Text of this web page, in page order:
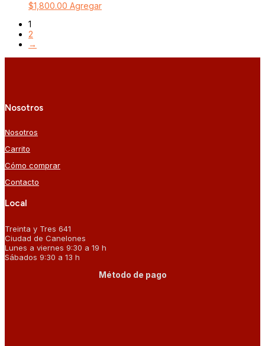
$1,800.00 Agregar
1
2
→
Nosotros
Nosotros
Carrito
Cómo comprar
Contacto
Local
Treinta y Tres 641
Ciudad de Canelones
Lunes a viernes 9:30 a 19 h
Sábados 9:30 a 13 h
Método de pago